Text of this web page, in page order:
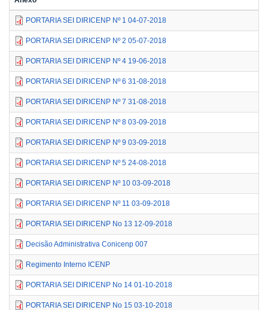
PORTARIA SEI DIRICENP Nº 1 04-07-2018
PORTARIA SEI DIRICENP Nº 2 05-07-2018
PORTARIA SEI DIRICENP Nº 4 19-06-2018
PORTARIA SEI DIRICENP Nº 6 31-08-2018
PORTARIA SEI DIRICENP Nº 7 31-08-2018
PORTARIA SEI DIRICENP Nº 8 03-09-2018
PORTARIA SEI DIRICENP Nº 9 03-09-2018
PORTARIA SEI DIRICENP Nº 5 24-08-2018
PORTARIA SEI DIRICENP Nº 10 03-09-2018
PORTARIA SEI DIRICENP Nº 11 03-09-2018
PORTARIA SEI DIRICENP No 13 12-09-2018
Decisão Administrativa Conicenp 007
Regimento Interno ICENP
PORTARIA SEI DIRICENP No 14 01-10-2018
PORTARIA SEI DIRICENP No 15 03-10-2018